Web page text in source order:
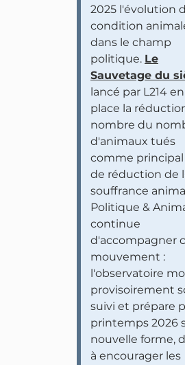
2025 l'évolution
condition
dans le champ
politique. Le
Sauvetage du
lancé par L214
place la
nombre du
d'animaux tués
comme principal
de réduction de
souffrance
Politique &
continue
d'accompagner
mouvement :
l'observatoire
provisoirement
suivi et prépare
printemps 2026
nouvelle forme,
à encourager les